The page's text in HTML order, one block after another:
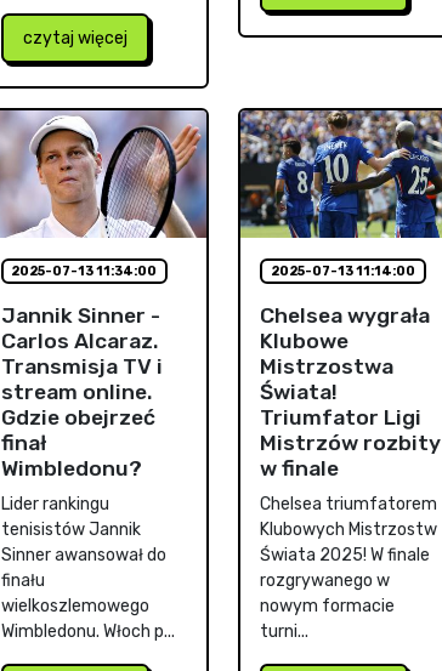
czytaj więcej
2025-07-13 11:34:00
Jannik Sinner -
Carlos Alcaraz.
Transmisja TV i
stream online.
Gdzie obejrzeć
finał
Wimbledonu?
Lider rankingu
tenisistów Jannik
Sinner awansował do
finału
wielkoszlemowego
Wimbledonu. Włoch p...
2025-07-13 11:14:00
Chelsea wygrała
Klubowe
Mistrzostwa
Świata!
Triumfator Ligi
Mistrzów rozbity
w finale
Chelsea triumfatorem
Klubowych Mistrzostw
Świata 2025! W finale
rozgrywanego w
nowym formacie
turni...